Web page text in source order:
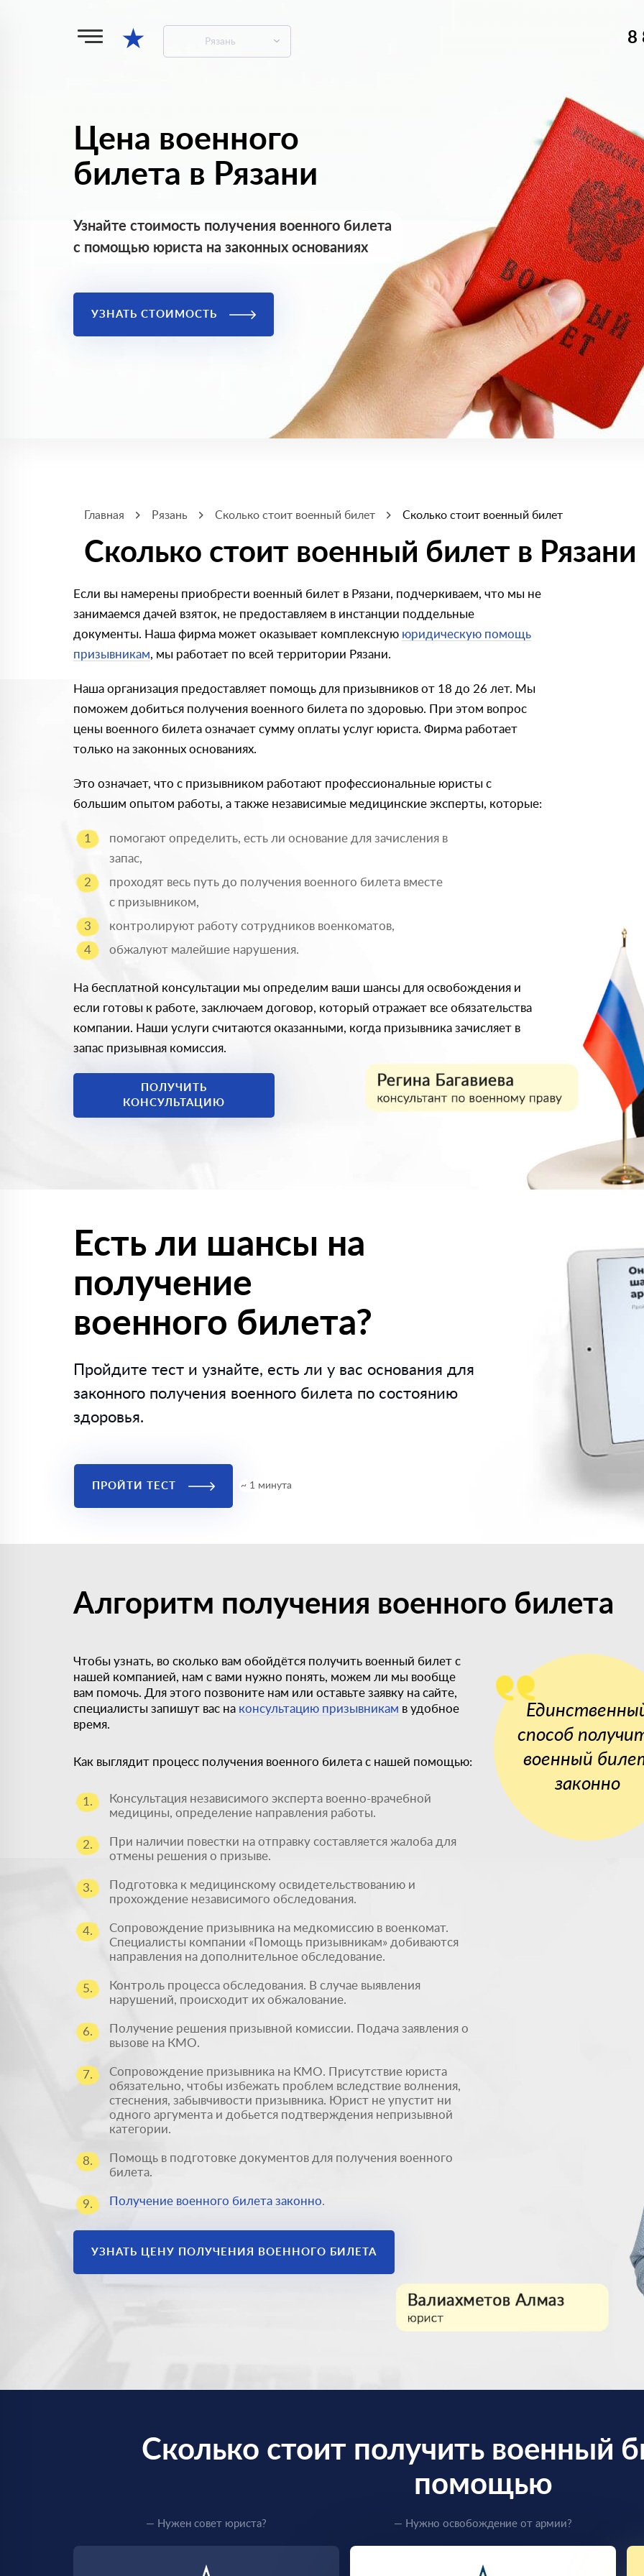
★ Рязань 8
Цена военного
билета в Рязани
Узнайте стоимость получения военного билета
с помощью юриста на законных основаниях
УЗНАТЬ СТОИМОСТЬ
Главная Рязань Сколько стоит военный билет Сколько стоит военный билет
Сколько стоит военный билет в Рязани
Если вы намерены приобрести военный билет в Рязани, подчеркиваем, что мы не
занимаемся дачей взяток, не предоставляем в инстанции поддельные
документы. Наша фирма может оказывает комплексную юридическую помощь
призывникам, мы работает по всей территории Рязани.
Наша организация предоставляет помощь для призывников от 18 до 26 лет. Мы
поможем добиться получения военного билета по здоровью. При этом вопрос
цены военного билета означает сумму оплаты услуг юриста. Фирма работает
только на законных основаниях.
Это означает, что с призывником работают профессиональные юристы с
большим опытом работы, а также независимые медицинские эксперты, которые:
помогают определить, есть ли основание для зачисления в
запас,
проходят весь путь до получения военного билета вместе
с призывником,
контролируют работу сотрудников военкоматов,
обжалуют малейшие нарушения.
На бесплатной консультации мы определим ваши шансы для освобождения и
если готовы к работе, заключаем договор, который отражает все обязательства
компании. Наши услуги считаются оказанными, когда призывника зачисляет в
запас призывная комиссия.
ПОЛУЧИТЬ
КОНСУЛЬТАЦИЮ
Есть ли шансы на
получение
военного билета?
Пройдите тест и узнайте, есть ли у вас основания для
законного получения военного билета по состоянию
здоровья.
ПРОЙТИ ТЕСТ ~ 1 минута
Алгоритм получения военного билета
Чтобы узнать, во сколько вам обойдётся получить военный билет с
нашей компанией, нам с вами нужно понять, можем ли мы вообще
вам помочь. Для этого позвоните нам или оставьте заявку на сайте,
специалисты запишут вас на консультацию призывникам в удобное
время.
Как выглядит процесс получения военного билета с нашей помощью:
1.
Консультация независимого эксперта военно-врачебной
медицины, определение направления работы.
2.
При наличии повестки на отправку составляется жалоба для
отмены решения о призыве.
3.
Подготовка к медицинскому освидетельствованию и
прохождение независимого обследования.
4.
Сопровождение призывника на медкомиссию в военкомат.
Специалисты компании «Помощь призывникам» добиваются
направления на дополнительное обследование.
5.
Контроль процесса обследования. В случае выявления
нарушений, происходит их обжалование.
6.
Получение решения призывной комиссии. Подача заявления о
вызове на КМО.
7.
Сопровождение призывника на КМО. Присутствие юриста
обязательно, чтобы избежать проблем вследствие волнения,
стеснения, забывчивости призывника. Юрист не упустит ни
одного аргумента и добьется подтверждения непризывной
категории.
8.
Помощь в подготовке документов для получения военного
билета.
9. Получение военного билета законно.
УЗНАТЬ ЦЕНУ ПОЛУЧЕНИЯ ВОЕННОГО БИЛЕТА
способ
военный
законно
Сколько стоит получить военный
помощью
— Нужен совет юриста? — Нужно освобождение от армии?